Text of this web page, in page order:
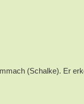
(Schalke). Er